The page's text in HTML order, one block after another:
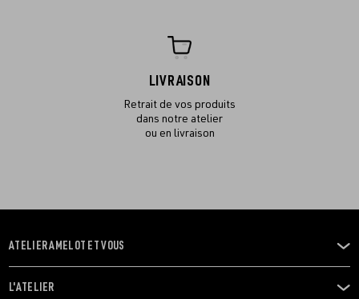
LIVRAISON
Retrait de vos produits
dans notre atelier
ou en livraison
OUVRIR
LE
MENU
ATELIER AMELOT ET VOUS
OUVRIR
L'ATELIER